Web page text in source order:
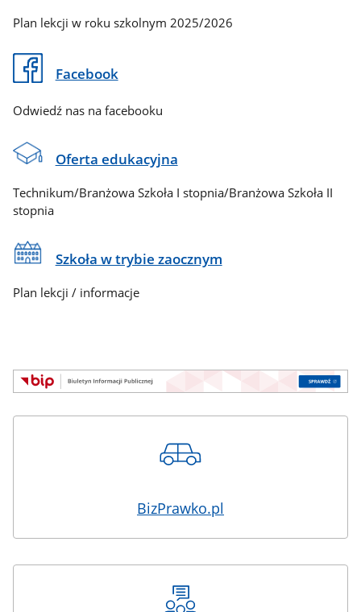
Plan lekcji w roku szkolnym 2025/2026
Facebook
Odwiedź nas na facebooku
Oferta edukacyjna
Technikum/Branżowa Szkoła I stopnia/Branżowa Szkoła II
stopnia
Szkoła w trybie zaocznym
Plan lekcji / informacje
BizPrawko.pl